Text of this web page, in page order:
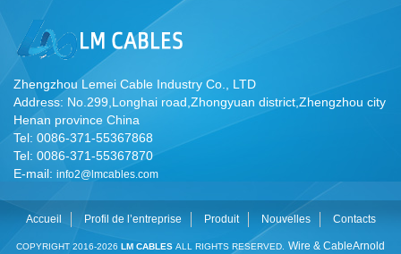
Zhengzhou Lemei Cable Industry Co., LTD
Address: No.299,Longhai road,Zhongyuan district,Zhengzhou city
Henan province China
Tel: 0086-371-55367868
Tel: 0086-371-55367870
E-mail: info2@lmcables.com
Accueil Profil de l’entreprise Produit Nouvelles Contacts
COPYRIGHT 2016-2026 LM CABLES ALL RIGHTS RESERVED. Wire & CableArnold